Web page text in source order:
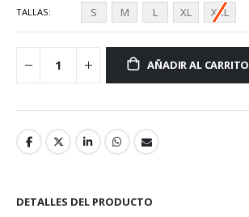
TALLAS S M L XL XXL
AÑADIR AL CARRITO
DETALLES DEL PRODUCTO